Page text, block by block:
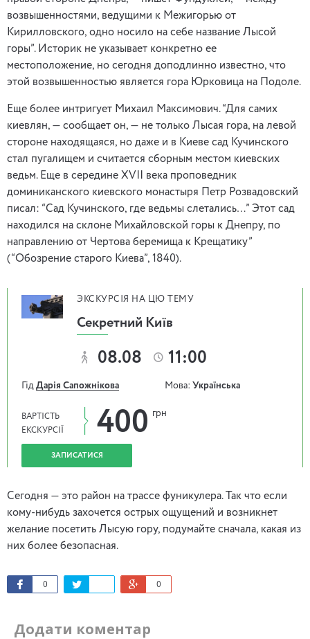
возвышенностями, ведущими к Межигорью от
Кирилловского, одно носило на себе название Лысой
горы”. Историк не указывает конкретно ее
местоположение, но сегодня доподлинно известно, что
этой возвышенностью является гора Юрковица на Подоле.
Еще более интригует Михаил Максимович. “Для самих
киевлян, — сообщает он, — не только Лысая гора, на левой
стороне находящаяся, но даже и в Киеве сад Кучинского
стал пугалищем и считается сборным местом киевских
ведьм. Еще в середине XVII века проповедник
доминиканского киевского монастыря Петр Розвадовский
писал: “Сад Кучинского, где ведьмы слетались…” Этот сад
находился на склоне Михайловской горы к Днепру, по
направлению от Чертова беремища к Крещатику”
(“Обозрение старого Киева”, 1840).
ЭКСКУРСІЯ НА ЦЮ ТЕМУ
Секретний Київ
08.08 11:00
Гід Дарія Сапожнікова Мова: Українська
ВАРТІСТЬ
ЕКСКУРСІЇ
400 грн
ЗАПИСАТИСЯ
Сегодня — это район на трассе фуникулера. Так что если
кому-нибудь захочется острых ощущений и возникнет
желание посетить Лысую гору, подумайте сначала, какая из
них более безопасная.
0 0
Додати коментар